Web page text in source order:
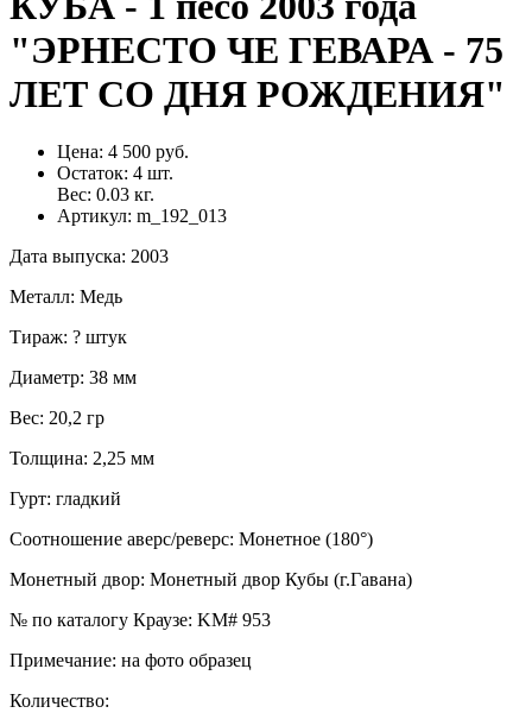
"ЭРНЕСТО ЧЕ ГЕВАРА - 75
ЛЕТ СО ДНЯ РОЖДЕНИЯ"
Цена: 4 500 руб.
Остаток: 4 шт.
Вес: 0.03 кг.
Артикул: m_192_013
Дата выпуска: 2003
Металл: Медь
Тираж: ? штук
Диаметр: 38 мм
Вес: 20,2 гр
Толщина: 2,25 мм
Гурт: гладкий
Соотношение аверс/реверс: Монетное (180°)
Монетный двор: Монетный двор Кубы (г.Гавана)
№ по каталогу Краузе: KM# 953
Примечание: на фото образец
Количество: